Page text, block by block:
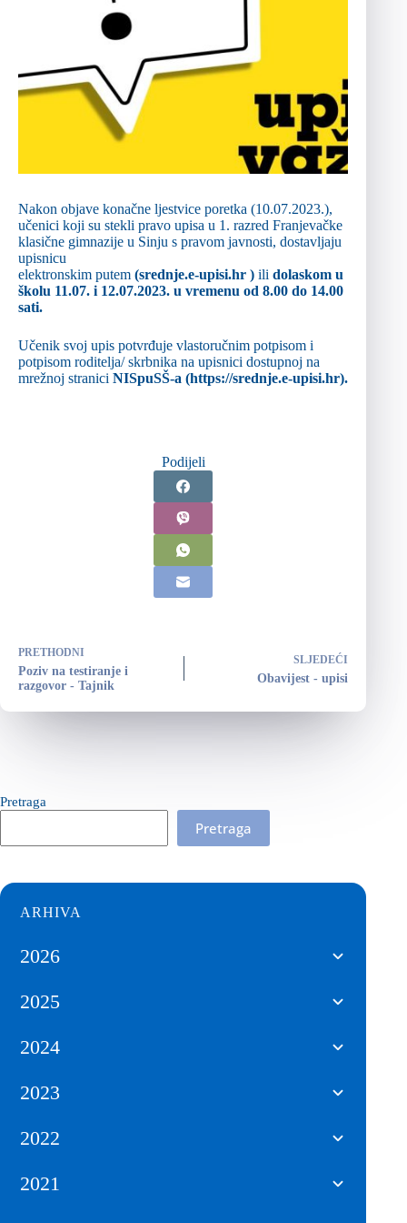
Nakon objave konačne ljestvice poretka (10.07.2023.),
učenici koji su stekli pravo upisa u 1. razred Franjevačke
klasične gimnazije u Sinju s pravom javnosti, dostavljaju
upisnicu
elektronskim putem (srednje.e-upisi.hr ) ili dolaskom u
školu 11.07. i 12.07.2023. u vremenu od 8.00 do 14.00
sati.
Učenik svoj upis potvrđuje vlastoručnim potpisom i
potpisom roditelja/ skrbnika na upisnici dostupnoj na
mrežnoj stranici NISpuSŠ-a (https://srednje.e-upisi.hr).
Podijeli
PRETHODNI
Poziv na testiranje i
razgovor - Tajnik
SLJEDEĆI
Obavijest - upisi
Pretraga
Pretraga
ARHIVA
2026
2025
2024
2023
2022
2021